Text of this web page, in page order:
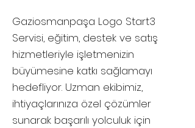
Gaziosmanpaşa Logo Start3
Servisi, eğitim, destek ve satış
hizmetleriyle işletmenizin
büyümesine katkı sağlamayı
hedefliyor. Uzman ekibimiz,
ihtiyaçlarınıza özel çözümler
sunarak başarılı yolculuk için